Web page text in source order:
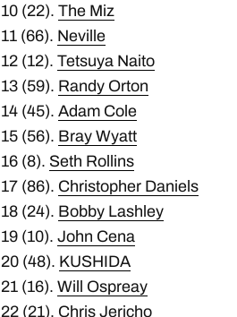
10 (22).The Miz
11 (66). Neville
12 (12).Tetsuya Naito
13 (59). Randy Orton
14 (45).Adam Cole
15 (56). Bray Wyatt
16 (8). Seth Rollins
17 (86). Christopher Daniels
18 (24). Bobby Lashley
19 (10).John Cena
20 (48). KUSHIDA
21 (16).Will Ospreay
22 (21). Chris Jericho